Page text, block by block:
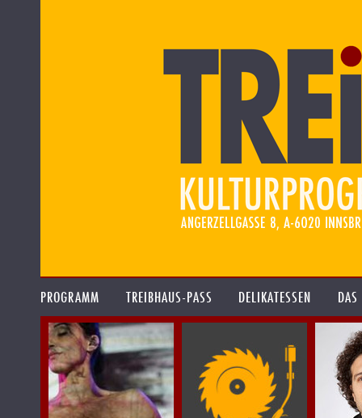
PROGRAMM TREIBHAUS-PASS DELIKATESSEN